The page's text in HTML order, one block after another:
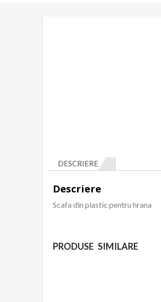
DESCRIERE
Descriere
Scafa din plastic pentru hrana
PRODUSE SIMILARE